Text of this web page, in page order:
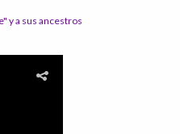
y a sus ancestros